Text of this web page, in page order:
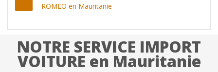
ROMEO en Mauritanie
NOTRE SERVICE IMPORT
VOITURE en Mauritanie